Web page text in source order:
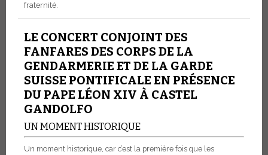
fraternité.
LE CONCERT CONJOINT DES
FANFARES DES CORPS DE LA
GENDARMERIE ET DE LA GARDE
SUISSE PONTIFICALE EN PRÉSENCE
DU PAPE LÉON XIV À CASTEL
GANDOLFO
UN MOMENT HISTORIQUE
Un moment historique, car c’est la première fois que les